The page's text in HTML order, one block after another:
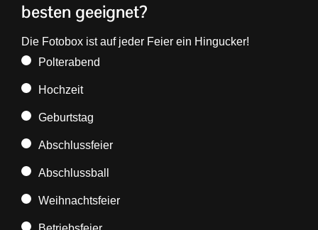
besten geeignet?
Die Fotobox ist auf jeder Feier ein Hingucker!
Polterabend
Hochzeit
Geburtstag
Abschlussfeier
Abschlussball
Weihnachtsfeier